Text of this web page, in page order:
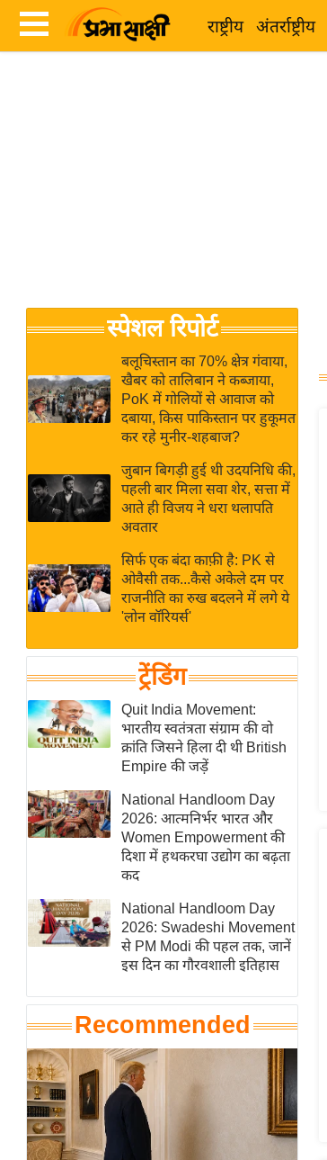
राष्ट्रीय अंतर्राष्ट्रीय
Breaking
News in
Hindi
Hindi
Videos
जगत
राय
बजट
IPL
2026
ई-पेपर
मिसाल बेमिसाल
शख्सियत
यंग इंडिया
साहित्य जगत
ऑटो वर्ल्ड
न्यूज ब्रीफ
मनोरंजन जगत
बॉलीवुड
हॉलीवुड
फिल्म समीक्षा
Breaking
News
लाइफस्टाइल
टेक्नॉलॉजी
घरेलू नुस्खे
पर्यटन स्थल
फिटनेस मंत्रा
रिलेशनशिप
राजनीति
विश्लेषण
स्पेशल रिपोर्ट
बलूचिस्तान का 70% क्षेत्र गंवाया,
खैबर को तालिबान ने कब्जाया,
PoK में गोलियों से आवाज को
दबाया, किस पाकिस्तान पर हुकूमत
कर रहे मुनीर-शहबाज?
जुबान बिगड़ी हुई थी उदयनिधि की,
पहली बार मिला सवा शेर, सत्ता में
आते ही विजय ने धरा थलापति
अवतार
सिर्फ एक बंदा काफ़ी है: PK से
ओवैसी तक...कैसे अकेले दम पर
राजनीति का रुख बदलने में लगे ये
'लोन वॉरियर्स'
ट्रेंडिंग
Quit India Movement:
भारतीय स्वतंत्रता संग्राम की वो
क्रांति जिसने हिला दी थी British
Empire की जड़ें
National Handloom Day
2026: आत्मनिर्भर भारत और
Women Empowerment की
दिशा में हथकरघा उद्योग का बढ़ता
कद
National Handloom Day
2026: Swadeshi Movement
से PM Modi की पहल तक, जानें
इस दिन का गौरवशाली इतिहास
Recommended